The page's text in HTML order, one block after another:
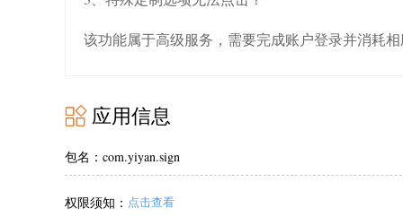
该功能属于高级服务，需要完成账户登录并消耗
应用信息
包名：com.yiyan.sign
权限须知： 点击查看